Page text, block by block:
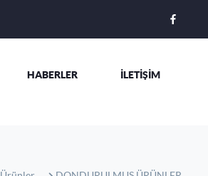
HABERLER İLETİŞİM